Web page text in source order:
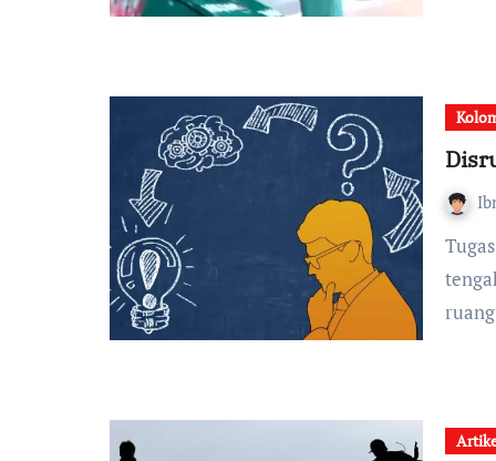
Tugas kita sebagai pendidik adalah memastikan bahwa di